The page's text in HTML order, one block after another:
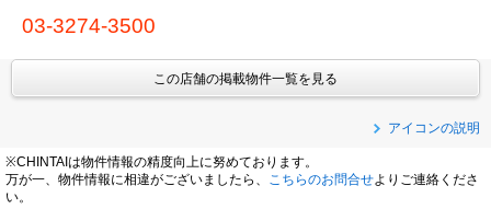
03-3274-3500
この店舗の掲載物件一覧を見る
アイコンの説明
※CHINTAIは物件情報の精度向上に努めております。
万が一、物件情報に相違がございましたら、
こちらのお問合せよりご連絡くださ
い。